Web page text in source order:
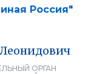
Россия"
Леонидович
ОРГАН